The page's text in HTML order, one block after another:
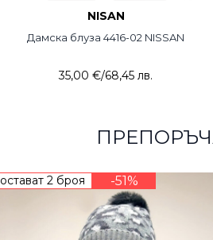
NISAN
Дамска блуза 4416-02 NISSAN
35,00 €/68,45 лв.
остават 2 броя -51%